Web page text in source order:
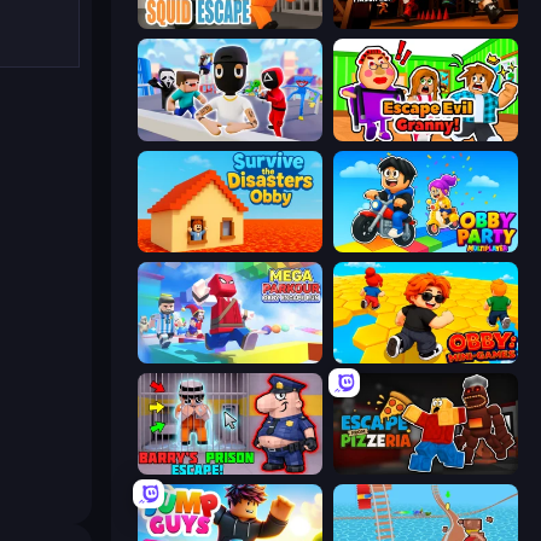
Obby Challenge: Prison Run
Escape Evil Granny!
Survive the Disasters: Obby Obby Party Multiplayer
Mega Parkour: Obby Escape Run Obby: Mini-Games
Barry's Prison Escape! Escape From Pizzeria